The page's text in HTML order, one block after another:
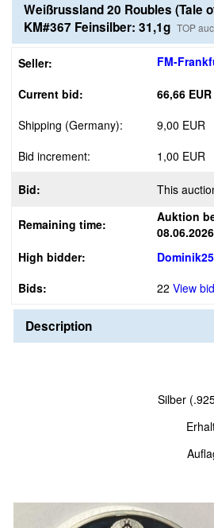
Weißrussland 20 Roubles (Tale
KM#367 Feinsilber: 31,1g TOP
Seller: FM-
Current bid:
66,66 EUR
Shipping (Germany):
9,00 EUR
Bid increment:
1,00 EUR
Bid: This
Remaining time:
Auktion
High bidder:
Bids:
22 View
Description
Silber